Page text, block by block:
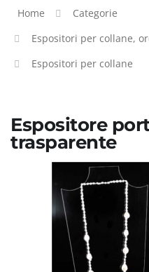
Home
Categorie
Espositori per collane,
Espositori per collane
Espositore
trasparente